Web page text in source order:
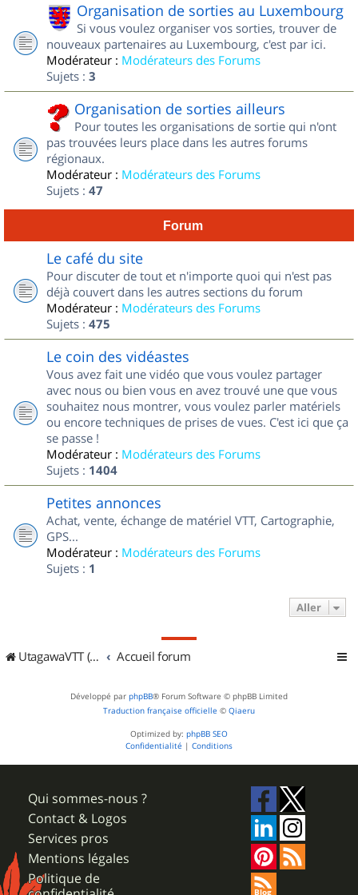
Organisation de sorties au Luxembourg
Si vous voulez organiser vos sorties, trouver de
nouveaux partenaires au Luxembourg, c'est par ici.
Modérateur : Modérateurs des Forums
Sujets : 3
Organisation de sorties ailleurs
Pour toutes les organisations de sortie qui n'ont
pas trouvées leurs place dans les autres forums
régionaux.
Modérateur : Modérateurs des Forums
Sujets : 47
Forum
Le café du site
Pour discuter de tout et n'importe quoi qui n'est pas
déjà couvert dans les autres sections du forum
Modérateur : Modérateurs des Forums
Sujets : 475
Le coin des vidéastes
Vous avez fait une vidéo que vous voulez partager
avec nous ou bien vous en avez trouvé une que vous
souhaitez nous montrer, vous voulez parler matériels
ou encore techniques de prises de vues. C'est ici que ça
se passe !
Modérateur : Modérateurs des Forums
Sujets : 1404
Petites annonces
Achat, vente, échange de matériel VTT, Cartographie,
GPS...
Modérateur : Modérateurs des Forums
Sujets : 1
Aller
UtagawaVTT (Randos VTT et VTTAE avec traces GPS) Accueil forum
Développé par phpBB® Forum Software © phpBB Limited
Traduction française officielle © Qiaeru
Optimized by: phpBB SEO
Confidentialité | Conditions
Qui sommes-nous ?
Contact & Logos
Services pros
Mentions légales
Politique de